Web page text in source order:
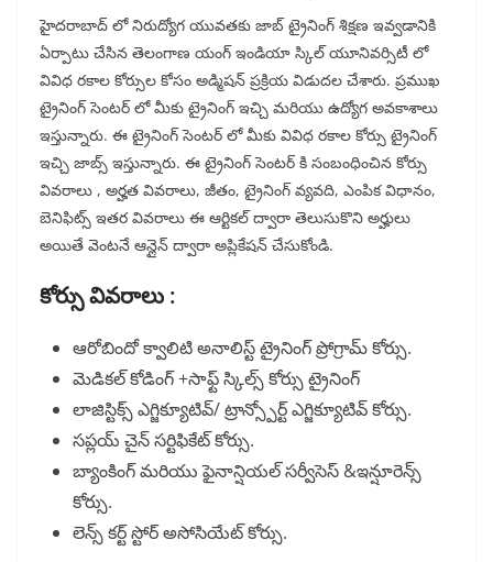
హైదరాబాద్ లో నిరుద్యోగ యువతకు జాబ్ ట్రైనింగ్ శిక్షణ ఇవ్వడానికి
ఏర్పాటు చేసిన తెలంగాణ యంగ్ ఇండియా స్కిల్ యూనివర్సిటీ లో
వివిధ రకాల కోర్సుల కోసం అడ్మిషన్ ప్రక్రియ విడుదల చేశారు. ప్రముఖ
ట్రైనింగ్ సెంటర్ లో మీకు ట్రైనింగ్ ఇచ్చి మరియు ఉద్యోగ అవకాశాలు
ఇస్తున్నారు. ఈ ట్రైనింగ్ సెంటర్ లో మీకు వివిధ రకాల కోర్సు ట్రైనింగ్
ఇచ్చి జాబ్స్ ఇస్తున్నారు. ఈ ట్రైనింగ్ సెంటర్ కి సంబంధించిన కోర్సు
వివరాలు , అర్హత వివరాలు, జీతం, ట్రైనింగ్ వ్యవది, ఎంపిక విధానం,
బెనిఫిట్స్ ఇతర వివరాలు ఈ ఆర్టికల్ ద్వారా తెలుసుకొని అర్హులు
అయితే వెంటనే ఆన్లైన్ ద్వారా అప్లికేషన్ చేసుకోండి.
కోర్సు వివరాలు :
ఆరోబిందో క్వాలిటి అనాలిస్ట్ ట్రైనింగ్ ప్రోగ్రామ్ కోర్సు.
మెడికల్ కోడింగ్ +సాఫ్ట్ స్కిల్స్ కోర్సు ట్రైనింగ్
లాజిస్టిక్స్ ఎగ్జిక్యూటివ్/ ట్రాన్స్పోర్ట్ ఎగ్జిక్యూటివ్ కోర్సు.
సప్లయ్ చైన్ సర్టిఫికేట్ కోర్సు.
బ్యాంకింగ్ మరియు ఫైనాన్షియల్ సర్వీసెస్ &ఇన్షూరెన్స్
కోర్సు.
లెన్స్ కర్ట్ స్టోర్ అసోసియేట్ కోర్సు.